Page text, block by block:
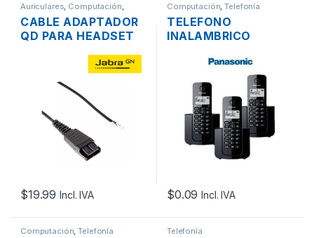
Auriculares, Computación,
Telefonía
CABLE ADAPTADOR
QD PARA HEADSET
$19.99 Incl. IVA
Computación,Telefonía
TELEFONO
INALAMBRICO
TGB113LAB DECT 6.0
C-ID 1.9 GHZ 3X1
NEGRO
$0.09 Incl. IVA
Computación,Telefonía Telefonía